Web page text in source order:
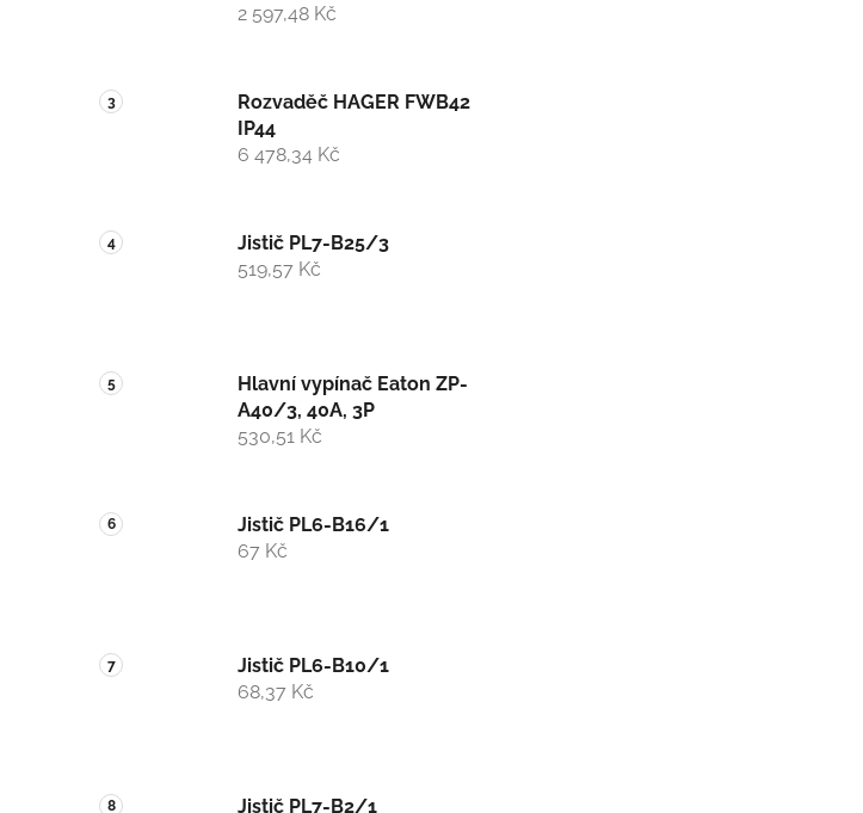
2 597,48 Kč
Rozvaděč HAGER FWB42
IP44
6 478,34 Kč
Jistič PL7-B25/3
519,57 Kč
Hlavní vypínač Eaton ZP-
A40/3, 40A, 3P
530,51 Kč
Jistič PL6-B16/1
67 Kč
Jistič PL6-B10/1
68,37 Kč
Jistič PL7-B2/1